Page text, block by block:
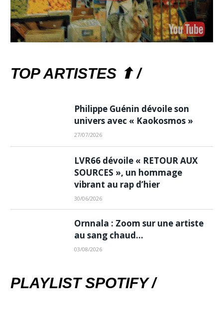
TOP ARTISTES ⬆ /
Philippe Guénin dévoile son
univers avec « Kaokosmos »
27/07/2026
LVR66 dévoile « RETOUR AUX
SOURCES », un hommage
vibrant au rap d’hier
30/06/2026
Ornnala : Zoom sur une artiste
au sang chaud…
03/08/2026
PLAYLIST SPOTIFY /